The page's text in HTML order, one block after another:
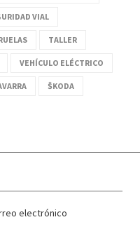
VIAL
TALLER
VEHÍCULO ELÉCTRICO
ŠKODA
electrónico